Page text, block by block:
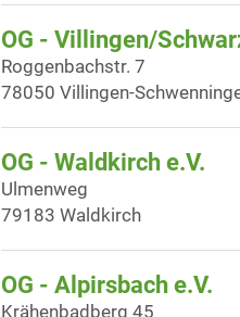
OG - Villingen/
Roggenbachstr. 7
78050 Villingen-
OG - Waldkirch e.V.
Ulmenweg
79183 Waldkirch
OG - Alpirsbach e.V.
Krähenbadberg 45